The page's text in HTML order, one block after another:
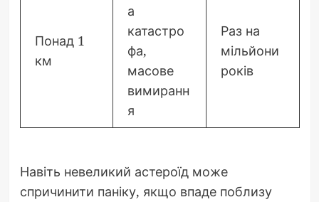
Понад 1
км
а
катастро
фа,
масове
вимиранн
я
Раз на
мільйони
років
Навіть невеликий астероїд може
спричинити паніку, якщо впаде поблизу